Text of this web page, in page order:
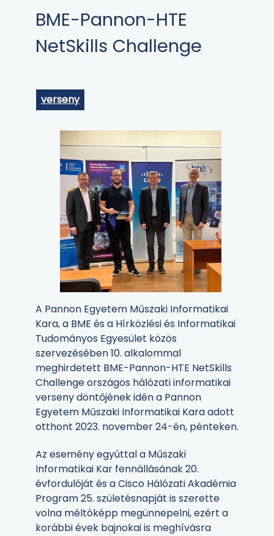
BME-Pannon-HTE
NetSkills Challenge
verseny
A Pannon Egyetem Műszaki Informatikai
Kara, a BME és a Hírközlési és Informatikai
Tudományos Egyesület közös
szervezésében 10. alkalommal
meghirdetett BME-Pannon-HTE NetSkills
Challenge országos hálózati informatikai
verseny döntőjének idén a Pannon
Egyetem Műszaki Informatikai Kara adott
otthont 2023. november 24-én, pénteken.
Az esemény egyúttal a Műszaki
Informatikai Kar fennállásának 20.
évfordulóját és a Cisco Hálózati Akadémia
Program 25. születésnapját is szerette
volna méltóképp megünnepelni, ezért a
korábbi évek bajnokai is meghívásra